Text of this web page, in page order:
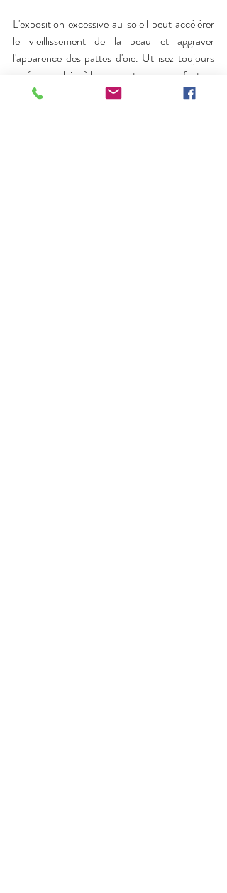
L'exposition excessive au soleil peut accélérer
le vieillissement de la peau et aggraver
l'apparence des pattes d'oie. Utilisez toujours
un écran solaire à large spectre avec un facteur
de protection solaire (FPS) approprié, même